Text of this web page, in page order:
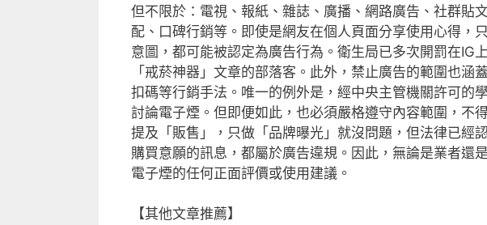
但不限於：電視、報紙、雜誌、廣播、網路廣告、社群貼
配、口碑行銷等。即使是網友在個人頁面分享使用心得，
意圖，都可能被認定為廣告行為。衛生局已多次開罰在IG
「戒菸神器」文章的部落客。此外，禁止廣告的範圍也涵
扣碼等行銷手法。唯一的例外是，經中央主管機關許可的
討論電子煙。但即便如此，也必須嚴格遵守內容範圍，不
提及「販售」，只做「品牌曝光」就沒問題，但法律已經
購買意願的訊息，都屬於廣告違規。因此，無論是業者還
電子煙的任何正面評價或使用建議。
【其他文章推薦】